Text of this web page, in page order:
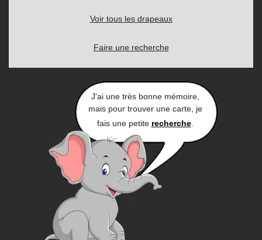
Voir tous les drapeaux
Faire une recherche
J'ai une très bonne mémoire,
mais pour trouver une carte, je
fais une petite recherche.